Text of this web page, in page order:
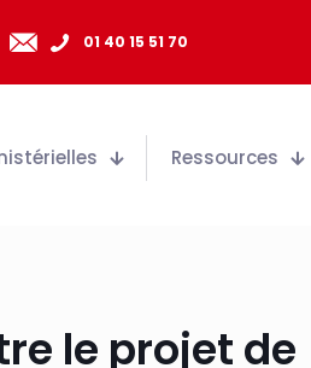
01 40 15 51 70
Ressources
le projet de